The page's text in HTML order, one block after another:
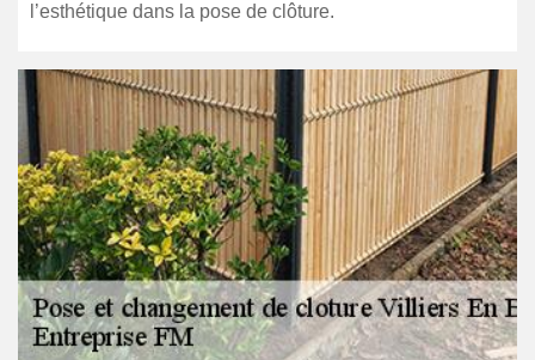
l’esthétique dans la pose de clôture.